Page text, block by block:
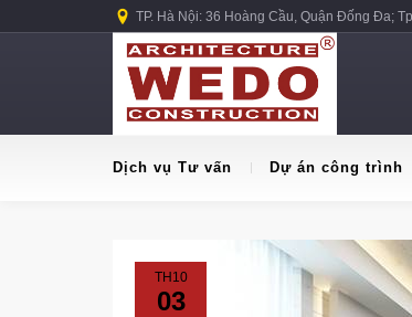
TP. Hà Nội: 36 Hoàng Cầu, Quận Đống Đa;
Dịch vụ Tư vấn Dự án công trình
TH10
03